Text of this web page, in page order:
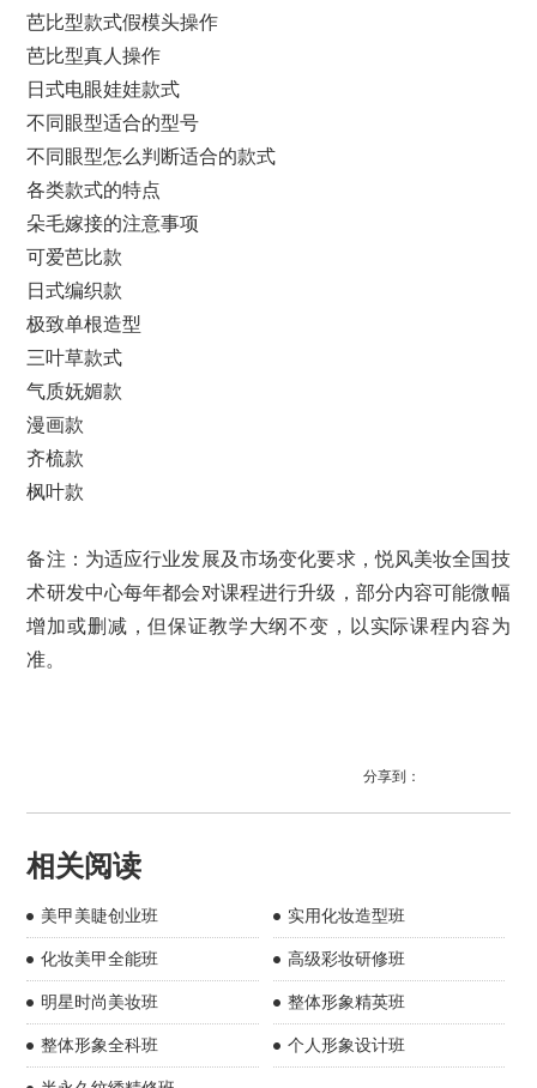
芭比型款式假模头操作
芭比型真人操作
日式电眼娃娃款式
不同眼型适合的型号
不同眼型怎么判断适合的款式
各类款式的特点
朵毛嫁接的注意事项
可爱芭比款
日式编织款
极致单根造型
三叶草款式
气质妩媚款
漫画款
齐梳款
枫叶款
备注：为适应行业发展及市场变化要求，悦风美妆全国技
术研发中心每年都会对课程进行升级，部分内容可能微幅
增加或删减，但保证教学大纲不变，以实际课程内容为
准。
分享到：
相关阅读
美甲美睫创业班 实用化妆造型班
化妆美甲全能班 高级彩妆研修班
明星时尚美妆班 整体形象精英班
整体形象全科班 个人形象设计班